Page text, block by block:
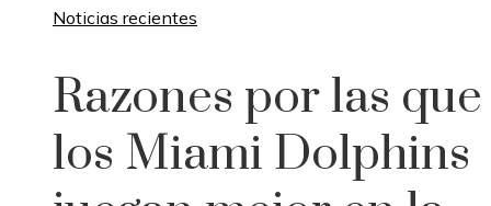
Noticias recientes
Razones por las que
los Miami Dolphins